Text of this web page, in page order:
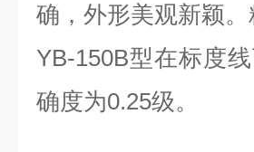
确，外形美观新颖
YB-150B型在标度
确度为0.25级。